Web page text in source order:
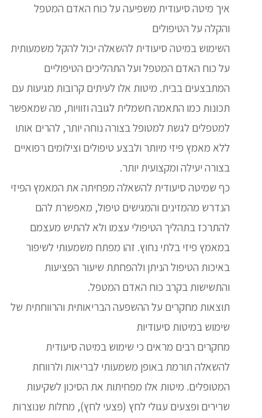
איך מיטה סיעודית משפיעה על כוח האדם המטפל
והקלה על הטיפולים
השימוש במיטה סיעודית להשאלה יכול להקל משמעותית
על כוח האדם המטפל ועל התהליכים הטיפוליים
המתבצעים בבית. מיטות אלו לעיתים קרובות מגיעות עם
תכונות כמו התאמה חשמלית לגובה וזוויות, מה שמאפשר
למטפלים לגשת למטופל בצורה נוחה יותר, להרים אותו
ללא מאמץ פיזי מיותר ולבצע טיפולים וצילומים רפואיים
בצורה יעילה ומקצועית יותר.
כף שמיטה סיעודית להשאלה מפחיתה את המאמץ הפיזי
הנדרש מהמזינים והמגישים טיפול, מאפשרת להם
להתרכז בתהליך הטיפולי עצמו ולא להתיש מעצמם
במאמץ פיזי בלתי נחוץ. זהו מפתח משמעותי לשיפור
באיכות הטיפול הניתן ולהפחתת שיעור הפציעות
והתשישות בקרב כוח האדם המטפל.
תוצאות מחקרים על ההשפעה הבריאותית והרווחתית של
שימוש במיטות סיעודיות
מחקרים רבים מראים כי שימוש במיטה סיעודית
להשאלה תורמת באופן משמעותי לבריאות ולרווחת
המטופלים. מיטות אלו מפחיתות את הסיכון לשקיעות
שרירים ופצעים עגולי לחץ (פצעי לחץ), מחלות שנוצרות